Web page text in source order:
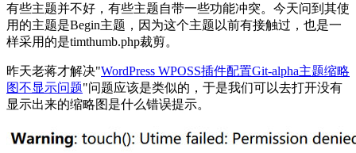
有些主题并不好，有些主题自带一些功能冲突。今天问到其使
用的主题是Begin主题，因为这个主题以前有接触过，也是一
样采用的是timthumb.php裁剪。
昨天老蒋才解决"WordPress WPOSS插件配置Git-alpha主题缩略
图不显示问题"问题应该是类似的，于是我们可以去打开没有
显示出来的缩略图是什么错误提示。